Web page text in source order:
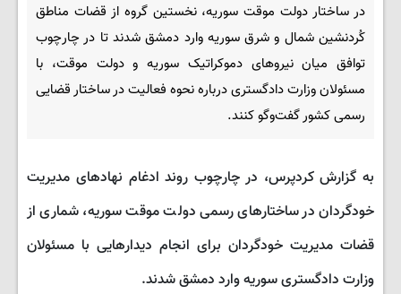
در ساختار دولت موقت سوریه، نخستین گروه از قضات مناطق
کُردنشین شمال و شرق سوریه وارد دمشق شدند تا در چارچوب
توافق میان نیروهای دموکراتیک سوریه و دولت موقت، با
مسئولان وزارت دادگستری درباره نحوه فعالیت در ساختار قضایی
رسمی کشور گفت‌وگو کنند.
به گزارش کردپرس، در چارچوب روند ادغام نهادهای مدیریت
خودگردان در ساختارهای رسمی دولت موقت سوریه، شماری از
قضات مدیریت خودگردان برای انجام دیدارهایی با مسئولان
وزارت دادگستری سوریه وارد دمشق شدند.